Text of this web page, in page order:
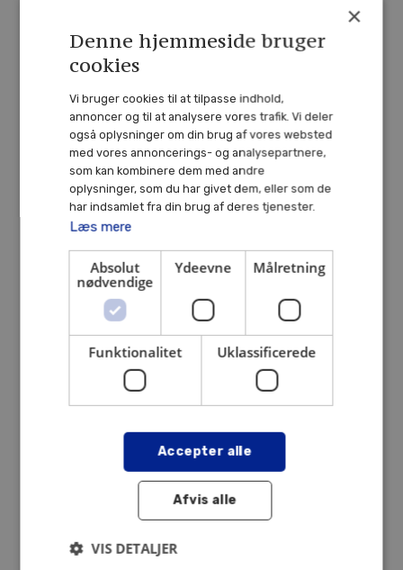
+45 52 52 11 33
sk@danskejerkapital.dk
Nichlas T. Jakobsen
×
Denne hjemmeside bruger
cookies
Vi bruger cookies til at tilpasse indhold,
annoncer og til at analysere vores trafik. Vi deler
også oplysninger om din brug af vores websted
med vores annoncerings- og analysepartnere,
som kan kombinere dem med andre
oplysninger, som du har givet dem, eller som de
har indsamlet fra din brug af deres tjenester.
Læs mere
Absolut
nødvendige
Ydeevne Målretning
Funktionalitet Uklassificerede
Accepter alle
Afvis alle
VIS DETALJER